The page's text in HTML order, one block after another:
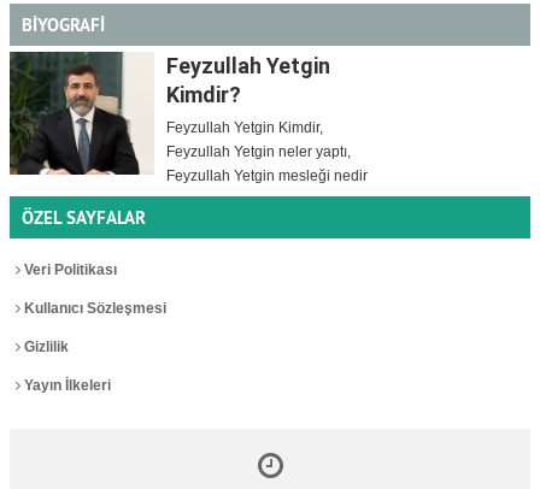
BİYOGRAFİ
Feyzullah Yetgin
Kimdir?
Feyzullah Yetgin Kimdir,
Feyzullah Yetgin neler yaptı,
Feyzullah Yetgin mesleği nedir
ÖZEL SAYFALAR
Veri Politikası
Kullanıcı Sözleşmesi
Gizlilik
Yayın İlkeleri